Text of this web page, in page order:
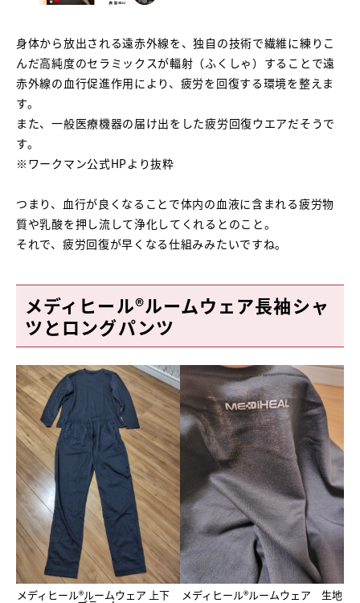
身体から放出される遠赤外線を、独自の技術で繊維に練りこ
んだ高純度のセラミックスが輻射（ふくしゃ）することで遠
赤外線の血行促進作用により、疲労を回復する環境を整えま
す。
また、一般医療機器の届け出をした疲労回復ウエアだそうで
す。
※ワークマン公式HPより抜粋
つまり、血行が良くなることで体内の血液に含まれる疲労物
質や乳酸を押し流して浄化してくれるとのこと。
それで、疲労回復が早くなる仕組みみたいですね。
メディヒール®ルームウェア長袖シャ
ツとロングパンツ
メディヒール®ルームウェア 上下 メディヒール®ルームウェア 生地